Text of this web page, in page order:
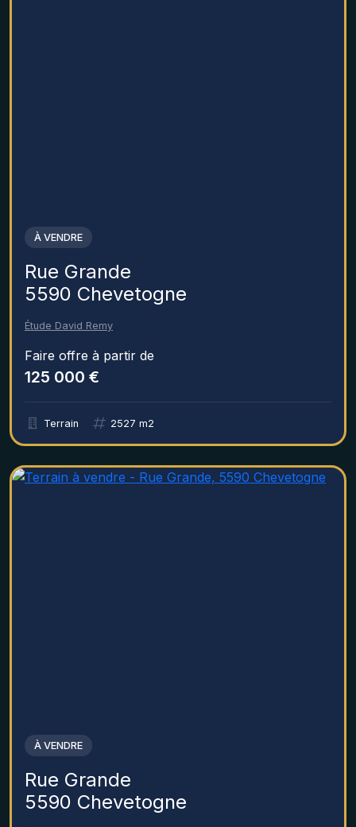
À VENDRE
Rue Grande
5590 Chevetogne
Étude David Remy
Faire offre à partir de
125 000 €
Terrain 2527 m2
À VENDRE
Rue Grande
5590 Chevetogne